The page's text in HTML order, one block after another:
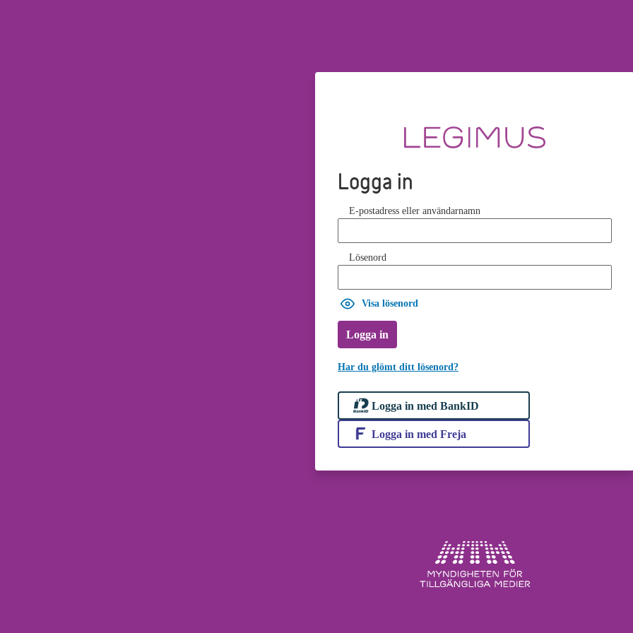
Logga in
E-postadress eller användarnamn
Lösenord
Visa lösenord
Logga in
Har du glömt ditt lösenord?
Logga in med BankID
Logga in med Freja